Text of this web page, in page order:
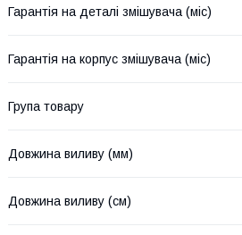
Гарантія на деталі змішувача (міс)
Гарантія на корпус змішувача (міс)
Група товару
Довжина виливу (мм)
Довжина виливу (см)